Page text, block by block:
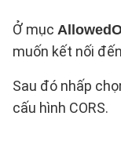
Ở mục
muốn kết nối
Sau đó nhấp
cấu hình CORS.